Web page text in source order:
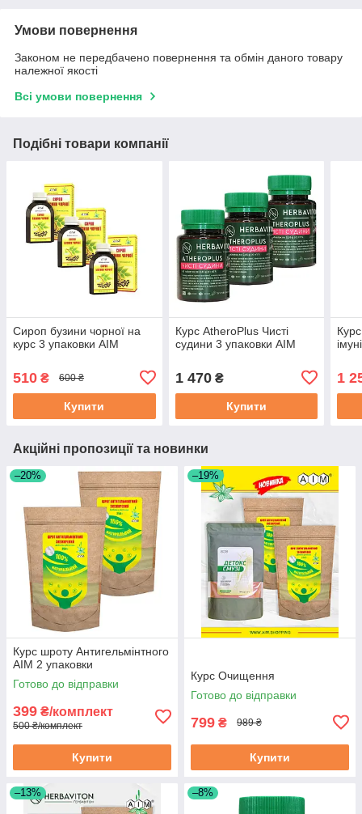
Умови повернення
Законом не передбачено повернення та обмін даного товару
належної якості
Всі умови повернення
Подібні товари компанії
Сироп бузини чорної на
курс 3 упаковки АІМ
510 ₴ 600 ₴
Купити
Курс AtheroPlus Чисті
судини 3 упаковки АІМ
1 470₴
Купити
1
Акційні пропозиції та новинки
–20%
Курс шроту Антигельмінтного
АІМ 2 упаковки
Готово до відправки
399 ₴/комплект
500 ₴/комплект
Купити
–19%
Курс Очищення
Готово до відправки
799 ₴ 989 ₴
Купити
–13% –8%